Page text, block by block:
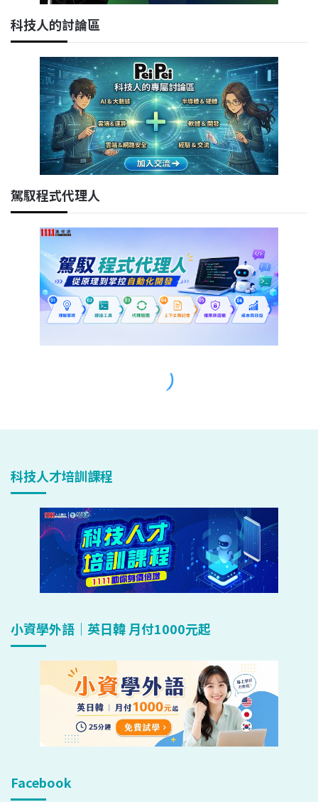
科技人才培訓課程
小資學外語｜英日韓 月付1000元起
Facebook